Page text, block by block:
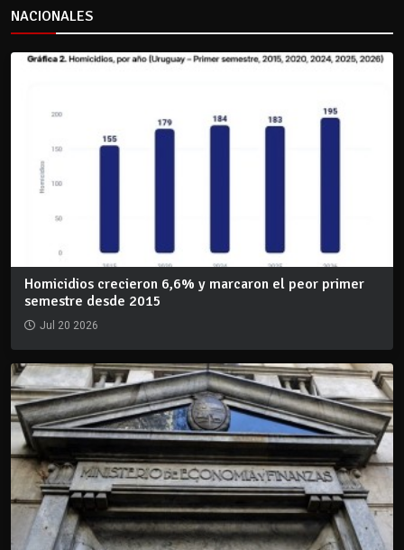
NACIONALES
Homicidios crecieron 6,6% y marcaron el peor primer
semestre desde 2015
Jul 20 2026